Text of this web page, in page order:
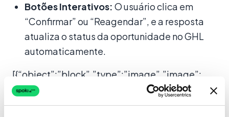
Botões Interativos: O usuário clica em
“Confirmar” ou “Reagendar”, e a resposta
atualiza o status da oportunidade no GHL
automaticamente.
[{“object”:”block”,”type”:”image”,”image”:
{“type”:”external”,”external”:
{“url”:”https://blogapi.spoki.com/wp-